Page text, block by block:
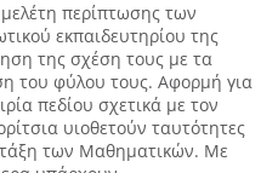
περίπτωσης των
εκπαιδευτηρίου της
της σχέση τους με τα
του φύλου τους. Αφορμή για
πεδίου σχετικά με τον
υιοθετούν ταυτότητες
των Μαθηματικών. Με